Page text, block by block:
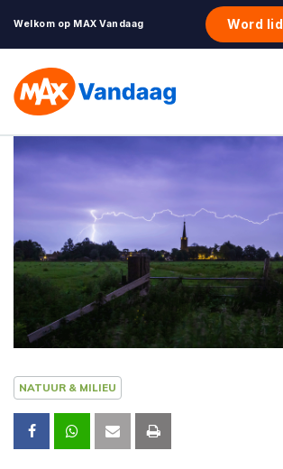
Welkom op MAX Vandaag Word lid
NATUUR & MILIEU